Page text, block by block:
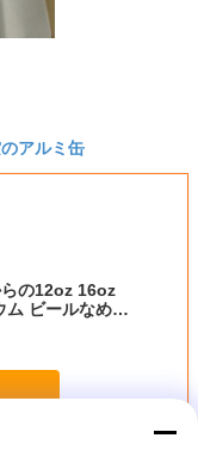
アルミ缶
の12oz 16oz
ビールなめら